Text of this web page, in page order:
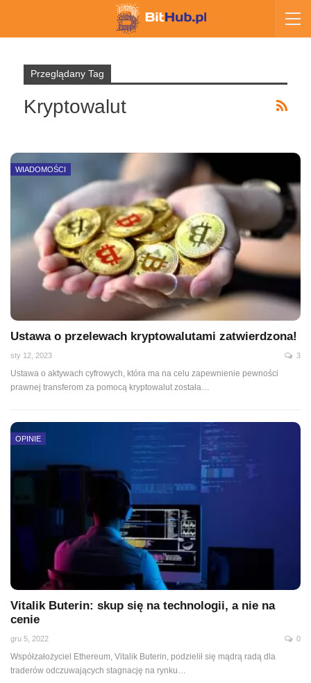
Przeglądany Tag
Kryptowalut
WIADOMOŚCI
Ustawa o przelewach kryptowalutami zatwierdzona!
sty 12, 2023 3
Ustawa o aktywach cyfrowych, która ma na celu zapewnienie pewności
prawnej transferom za pomocą kryptowalut została…
OPINIE
Vitalik Buterin: skup się na technologii, a nie na
cenie
gru 5, 2022 0
Współzałożyciel Ethereum, Vitalik Buterin, podzielił się mądrą radą dla
traderów odczuwających stagnację na rynku…